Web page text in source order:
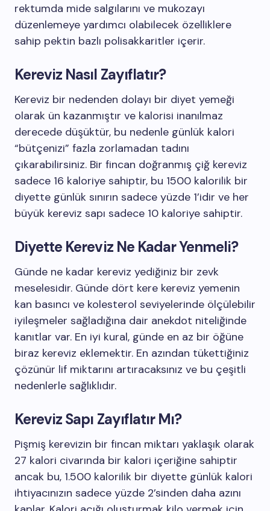
rektumda mide salgılarını ve mukozayı
düzenlemeye yardımcı olabilecek özelliklere
sahip pektin bazlı polisakkaritler içerir.
Kereviz Nasıl Zayıflatır?
Kereviz bir nedenden dolayı bir diyet yemeği
olarak ün kazanmıştır ve kalorisi inanılmaz
derecede düşüktür, bu nedenle günlük kalori
“bütçenizi” fazla zorlamadan tadını
çıkarabilirsiniz. Bir fincan doğranmış çiğ kereviz
sadece 16 kaloriye sahiptir, bu 1500 kalorilik bir
diyette günlük sınırın sadece yüzde 1’idir ve her
büyük kereviz sapı sadece 10 kaloriye sahiptir.
Diyette Kereviz Ne Kadar Yenmeli?
Günde ne kadar kereviz yediğiniz bir zevk
meselesidir. Günde dört kere kereviz yemenin
kan basıncı ve kolesterol seviyelerinde ölçülebilir
iyileşmeler sağladığına dair anekdot niteliğinde
kanıtlar var. En iyi kural, günde en az bir öğüne
biraz kereviz eklemektir. En azından tükettiğiniz
çözünür lif miktarını artıracaksınız ve bu çeşitli
nedenlerle sağlıklıdır.
Kereviz Sapı Zayıflatır Mı?
Pişmiş kerevizin bir fincan miktarı yaklaşık olarak
27 kalori civarında bir kalori içeriğine sahiptir
ancak bu, 1.500 kalorilik bir diyette günlük kalori
ihtiyacınızın sadece yüzde 2’sinden daha azını